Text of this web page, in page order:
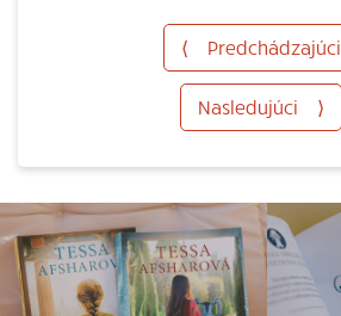
⟨ Predchádzajúci
Nasledujúci ⟩